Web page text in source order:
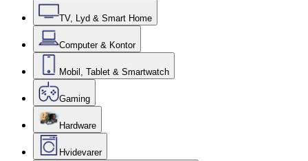
TV, Lyd & Smart Home
Computer & Kontor
Mobil, Tablet & Smartwatch
Gaming
Hardware
Hvidevarer